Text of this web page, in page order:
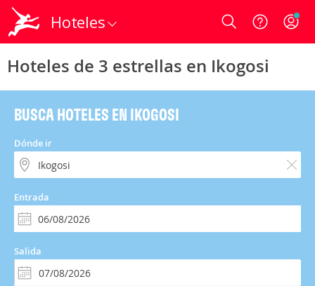
Hoteles Login
Hoteles de 3 estrellas en Ikogosi
BUSCA HOTELES EN IKOGOSI
Dónde ir
Entrada
Salida